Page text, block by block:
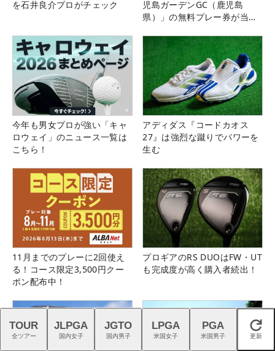
を石井良介プロがチェック
児島ガーデンGC（鹿児島
県）」の無料プレー券が当た
今年も男女プロが強い「キャ
ロウェイ」のニュース一覧は
こちら！
アディダス『コードカオス
27』は強烈な蹴りでパワーを
生む
11月までのプレーに2回使え
る！コース限定3,500円クー
ポン配布中！
プロギアのRS DUOはFW・UT
も完成度が高く購入者続出！
閉じる
TOUR
全ツアー
JLPGA
国内女子
JGTO
国内男子
LPGA
米国女子
PGA
米国男子 更新